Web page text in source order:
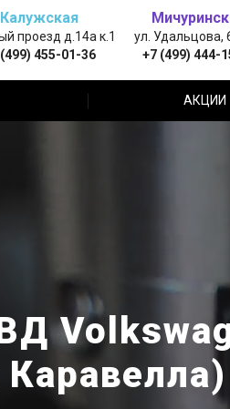
Калужская
проезд д.14а к.1
455-01-36
ул. Удальцова,
+7 (499) 444-
АКЦИИ